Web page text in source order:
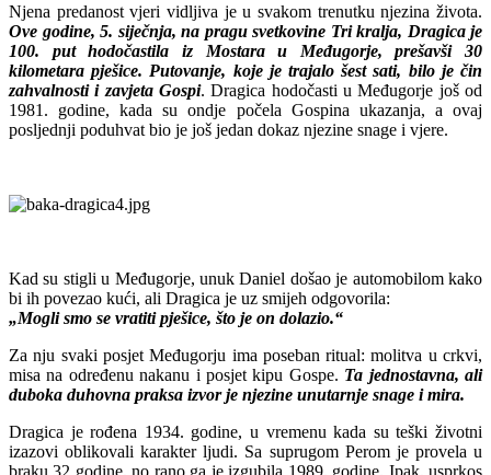
Njena predanost vjeri vidljiva je u svakom trenutku njezina života.
Ove godine, 5. siječnja, na pragu svetkovine Tri kralja, Dragica je
100. put hodočastila iz Mostara u Međugorje, prešavši 30
kilometara pješice. Putovanje, koje je trajalo šest sati, bilo je čin
zahvalnosti i zavjeta Gospi. Dragica hodočasti u Međugorje još od
1981. godine, kada su ondje počela Gospina ukazanja, a ovaj
posljednji poduhvat bio je još jedan dokaz njezine snage i vjere.
Kad su stigli u Međugorje, unuk Daniel došao je automobilom kako
bi ih povezao kući, ali Dragica je uz smijeh odgovorila:
„Mogli smo se vratiti pješice, što je on dolazio.“
Za nju svaki posjet Međugorju ima poseban ritual: molitva u crkvi,
misa na određenu nakanu i posjet kipu Gospe. Ta jednostavna, ali
duboka duhovna praksa izvor je njezine unutarnje snage i mira.
Dragica je rođena 1934. godine, u vremenu kada su teški životni
izazovi oblikovali karakter ljudi. Sa suprugom Perom je provela u
braku 32 godine, no rano ga je izgubila 1989. godine. Ipak, usprkos